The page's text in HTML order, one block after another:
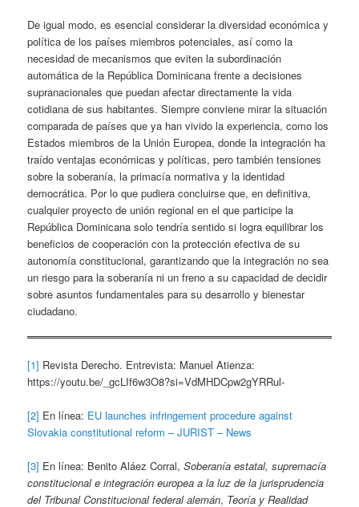
De igual modo, es esencial considerar la diversidad económica y
política de los países miembros potenciales, así como la
necesidad de mecanismos que eviten la subordinación
automática de la República Dominicana frente a decisiones
supranacionales que puedan afectar directamente la vida
cotidiana de sus habitantes. Siempre conviene mirar la situación
comparada de países que ya han vivido la experiencia, como los
Estados miembros de la Unión Europea, donde la integración ha
traído ventajas económicas y políticas, pero también tensiones
sobre la soberanía, la primacía normativa y la identidad
democrática. Por lo que pudiera concluirse que, en definitiva,
cualquier proyecto de unión regional en el que participe la
República Dominicana solo tendría sentido si logra equilibrar los
beneficios de cooperación con la protección efectiva de su
autonomía constitucional, garantizando que la integración no sea
un riesgo para la soberanía ni un freno a su capacidad de decidir
sobre asuntos fundamentales para su desarrollo y bienestar
ciudadano.
[1] Revista Derecho. Entrevista: Manuel Atienza:
https://youtu.be/_gcLIf6w3O8?si=VdMHDCpw2gYRRul-
[2] En línea: EU launches infringement procedure against
Slovakia constitutional reform – JURIST – News
[3] En línea: Benito Aláez Corral,Soberanía estatal, supremacía
constitucional e integración europea a la luz de la jurisprudencia
del Tribunal Constitucional federal alemán, Teoría y Realidad